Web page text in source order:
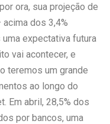
ora, sua projeção de
dos 3,4%
expectativa futura
vai acontecer, e
teremos um grande
ao longo do
Em abril, 28,5% dos
por bancos, uma